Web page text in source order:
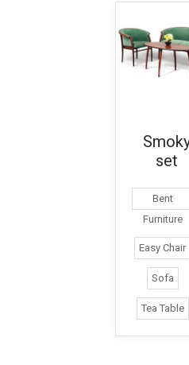
set
Bent
Furniture
Easy Chair
Sofa
Tea Table